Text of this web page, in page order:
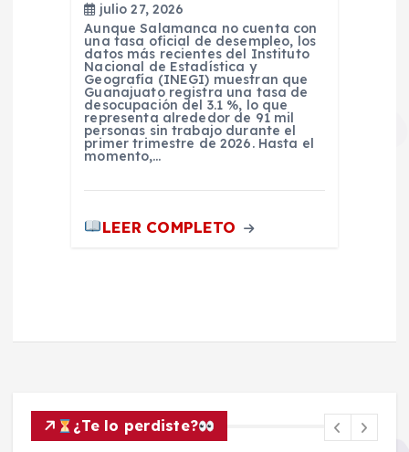
julio 27, 2026
Aunque Salamanca no cuenta con
una tasa oficial de desempleo, los
datos más recientes del Instituto
Nacional de Estadística y
Geografía (INEGI) muestran que
Guanajuato registra una tasa de
desocupación del 3.1 %, lo que
representa alrededor de 91 mil
personas sin trabajo durante el
primer trimestre de 2026. Hasta el
momento,…
LEER COMPLETO
¿Te lo perdiste?